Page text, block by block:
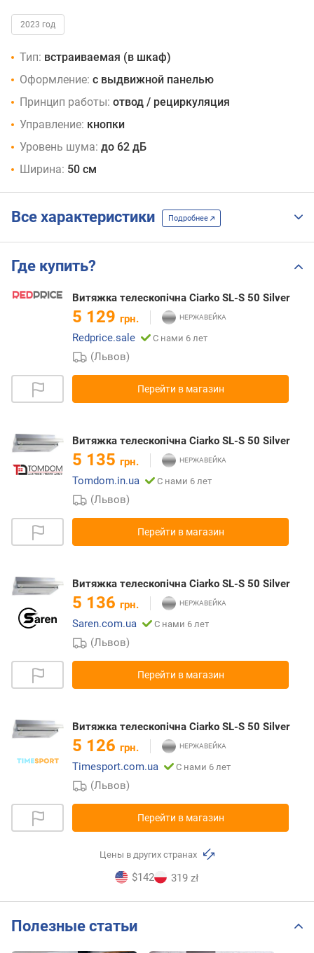
2023 год
Тип: встраиваемая (в шкаф)
Оформление: с выдвижной панелью
Принцип работы: отвод / рециркуляция
Управление: кнопки
Уровень шума: до 62 дБ
Ширина: 50 см
Все характеристики Подробнее
Где купить?
Витяжка телескопічна Ciarko SL-S 50 Silver
5 129 грн.
Redprice.sale
С нами 6 лет
(Львов)
Перейти в магазин
Витяжка телескопічна Ciarko SL-S 50 Silver
5 135 грн.
Tomdom.in.ua
С нами 6 лет
(Львов)
Перейти в магазин
Витяжка телескопічна Ciarko SL-S 50 Silver
5 136 грн.
Saren.com.ua
С нами 6 лет
(Львов)
Перейти в магазин
Витяжка телескопічна Ciarko SL-S 50 Silver
5 126 грн.
Timesport.com.ua
С нами 6 лет
(Львов)
Перейти в магазин
Цены в других странах
$142 319 zł
Полезные статьи